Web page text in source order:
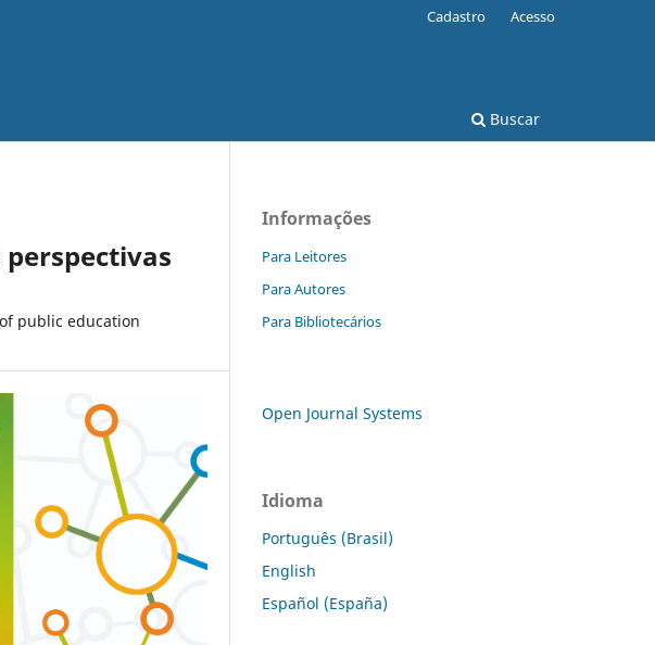
Buscar
Cadastro Acesso
public education
Informações
Para Leitores
Para Autores
Para Bibliotecários
Open Journal Systems
Idioma
Português (Brasil)
English
Español (España)